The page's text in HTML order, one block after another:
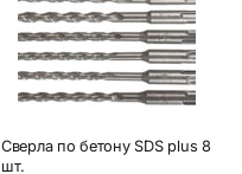
Сверла по бетону SDS plus 8
шт.